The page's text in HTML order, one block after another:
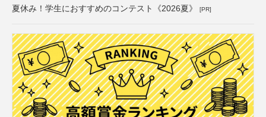
夏休み！学生におすすめのコンテスト《2026夏》 [PR]